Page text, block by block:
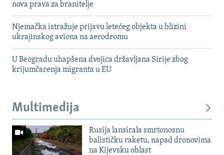
nova prava za branitelje
Njemačka istražuje prijavu letećeg objekta u blizini
ukrajinskog aviona na aerodromu
U Beogradu uhapšena dvojica državljana Sirije zbog
krijumčarenja migranta u EU
Multimedija
Rusija lansirala smrtonosnu
balističku raketu, napad dronovima
na Kijevsku oblast